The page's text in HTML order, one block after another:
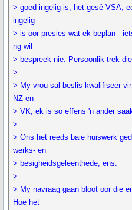
> goed ingelig is, het gesê VSA,
ingelig
> is oor presies wat ek beplan -
ng wil
> bespreek nie. Persoonlik trek
>
> My vrou sal beslis kwalifiseer
NZ en
> VK, ek is so effens 'n ander
>
> Ons het reeds baie huiswerk
werks- en
> besigheidsgeleenthede, ens.
>
> My navraag gaan bloot oor die
Hoe het